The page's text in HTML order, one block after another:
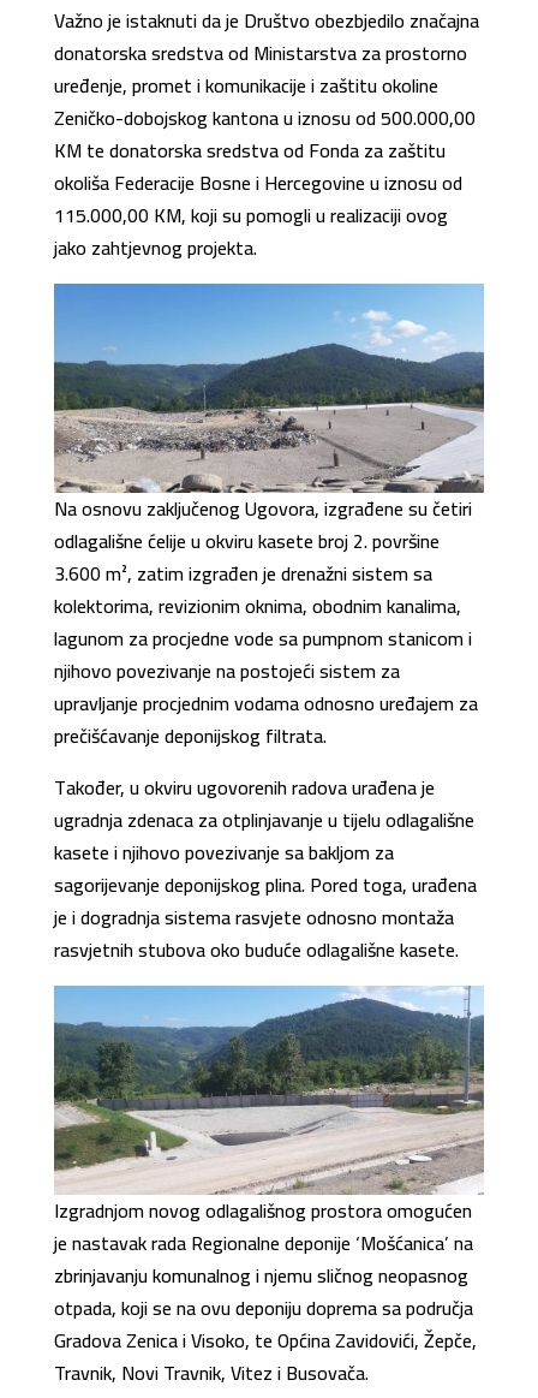
Važno je istaknuti da je Društvo obezbjedilo značajna
donatorska sredstva od Ministarstva za prostorno
uređenje, promet i komunikacije i zaštitu okoline
Zeničko-dobojskog kantona u iznosu od 500.000,00
KM te donatorska sredstva od Fonda za zaštitu
okoliša Federacije Bosne i Hercegovine u iznosu od
115.000,00 KM, koji su pomogli u realizaciji ovog
jako zahtjevnog projekta.
Na osnovu zaključenog Ugovora, izgrađene su četiri
odlagališne ćelije u okviru kasete broj 2. površine
3.600 m², zatim izgrađen je drenažni sistem sa
kolektorima, revizionim oknima, obodnim kanalima,
lagunom za procjedne vode sa pumpnom stanicom i
njihovo povezivanje na postojeći sistem za
upravljanje procjednim vodama odnosno uređajem za
prečišćavanje deponijskog filtrata.
Također, u okviru ugovorenih radova urađena je
ugradnja zdenaca za otplinjavanje u tijelu odlagališne
kasete i njihovo povezivanje sa bakljom za
sagorijevanje deponijskog plina. Pored toga, urađena
je i dogradnja sistema rasvjete odnosno montaža
rasvjetnih stubova oko buduće odlagališne kasete.
Izgradnjom novog odlagališnog prostora omogućen
je nastavak rada Regionalne deponije ‘Mošćanica’ na
zbrinjavanju komunalnog i njemu sličnog neopasnog
otpada, koji se na ovu deponiju doprema sa područja
Gradova Zenica i Visoko, te Općina Zavidovići, Žepče,
Travnik, Novi Travnik, Vitez i Busovača.